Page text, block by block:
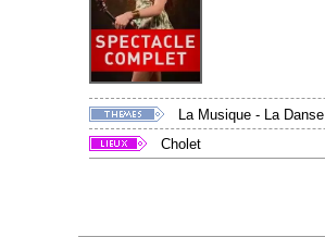
La Musique - La Danse
Cholet